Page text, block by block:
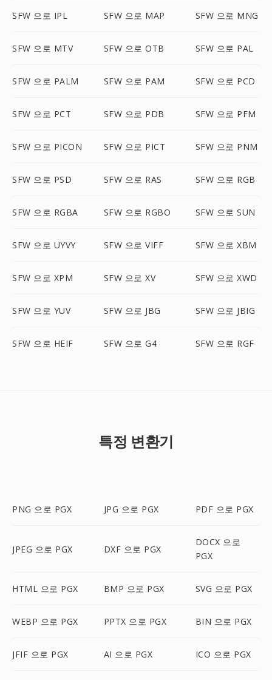
SFW 으로 IPL SFW 으로 MAP SFW 으로 MNG
SFW 으로 MTV SFW 으로 OTB SFW 으로 PAL
SFW 으로 PALM SFW 으로 PAM SFW 으로 PCD
SFW 으로 PCT SFW 으로 PDB SFW 으로 PFM
SFW 으로 PICON SFW 으로 PICT SFW 으로 PNM
SFW 으로 PSD SFW 으로 RAS SFW 으로 RGB
SFW 으로 RGBA SFW 으로 RGBO SFW 으로 SUN
SFW 으로 UYVY SFW 으로 VIFF SFW 으로 XBM
SFW 으로 XPM SFW 으로 XV SFW 으로 XWD
SFW 으로 YUV SFW 으로 JBG SFW 으로 JBIG
SFW 으로 HEIF SFW 으로 G4 SFW 으로 RGF
특정 변환기
PNG 으로 PGX JPG 으로 PGX PDF 으로 PGX
JPEG 으로 PGX DXF 으로 PGX
DOCX 으로
PGX
HTML 으로 PGX BMP 으로 PGX SVG 으로 PGX
WEBP 으로 PGX PPTX 으로 PGX BIN 으로 PGX
JFIF 으로 PGX AI 으로 PGX ICO 으로 PGX